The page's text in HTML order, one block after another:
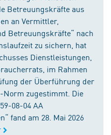
Betreuungskräfte aus
an Vermittler,
Betreuungskräfte“ nach
zu sichern, hat
Dienstleistungen,
im Rahmen
der Überführung der
Norm zugestimmt. Die
08-04 AA
fand am 28. Mai 2026